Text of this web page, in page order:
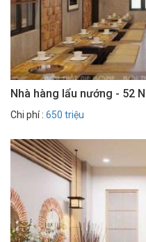
Nhà hàng lẩu nướng - 52
Chi phí : 650 triệu